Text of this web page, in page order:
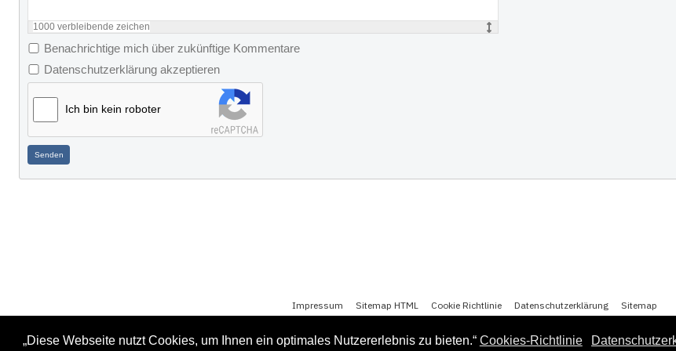
„Diese Webseite nutzt Cookies, um Ihnen ein optimales Nutzererlebnis zu bieten.“ Cookies-Richtlinie
1000 verbleibende zeichen
Benachrichtige mich über zukünftige Kommentare
Datenschutzerklärung akzeptieren
Ich bin kein roboter
Senden
Impressum Sitemap HTML Cookie Richtlinie Datenschutzerklärung Sitemap